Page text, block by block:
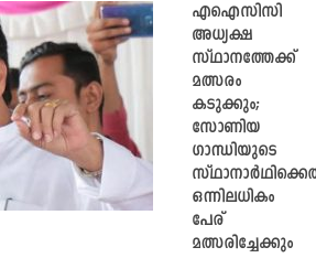
എഐസിസി
അധ്യക്ഷ
സ്ഥാനത്തേക്ക്
മത്സരം
കടുക്കും;
സോണിയ
ഗാന്ധിയുടെ
ഒന്നിലധികം
പേര്
മത്സരിച്ചേക്കും